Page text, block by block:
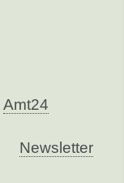
Amt24
Newsletter